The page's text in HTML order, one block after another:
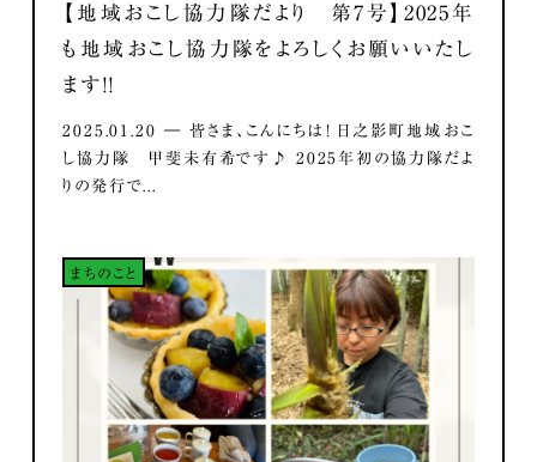
【地域おこし協力隊だより 第7号】2025年
も地域おこし協力隊をよろしくお願いいたし
ます！！
2025.01.20 ― 皆さま、こんにちは！ 日之影町地域おこ
し協力隊 甲斐未有希です♪ 2025年初の協力隊だよ
りの発行で...
まちのこと